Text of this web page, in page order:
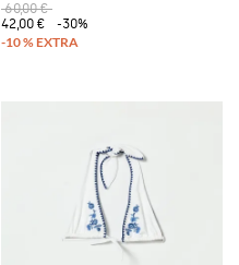
60,00 €
42,00 €
-30%